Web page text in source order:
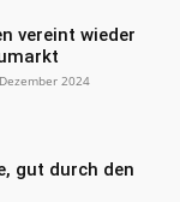
vereint wieder
2024
gut durch den